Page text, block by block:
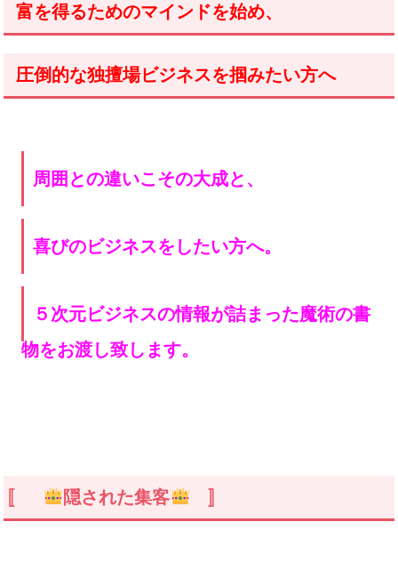
富を得るためのマインドを始め、
圧倒的な独擅場ビジネスを掴みたい方へ
周囲との違いこその大成と、
喜びのビジネスをしたい方へ。
５次元ビジネスの情報が詰まった魔術の書
物をお渡し致します。
〚 隠された集客 〛